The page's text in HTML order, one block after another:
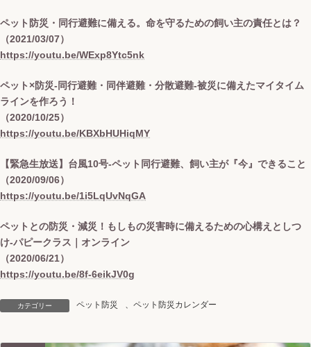
ペット防災・同行避難に備える。命を守るための飼い主の責任とは？
（2021/03/07）
https://youtu.be/WExp8Ytc5nk
ペット×防災-同行避難・同伴避難・分散避難-被災に備えたマイタイム
ラインを作ろう！
（2020/10/25）
https://youtu.be/KBXbHUHiqMY
【緊急生放送】台風10号-ペット同行避難、飼い主が『今』できること
（2020/09/06）
https://youtu.be/1i5LqUvNqGA
ペットとの防災・減災！もしもの災害時に備えるための心構えとしつ
け-パピークラス｜オンライン
（2020/06/21）
https://youtu.be/8f-6eikJV0g
カテゴリー ペット防災 、 ペット防災カレンダー